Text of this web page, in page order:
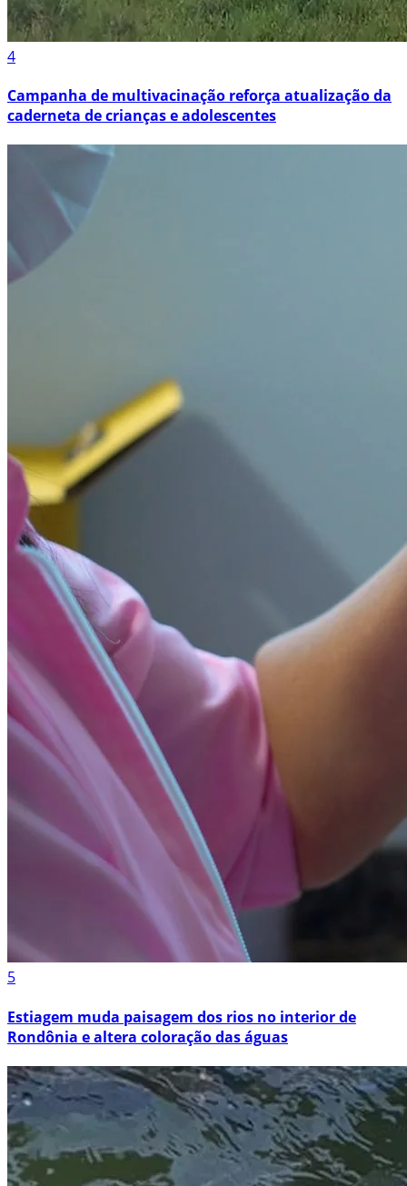
4
Campanha de multivacinação reforça atualização da
caderneta de crianças e adolescentes
5
Estiagem muda paisagem dos rios no interior de
Rondônia e altera coloração das águas